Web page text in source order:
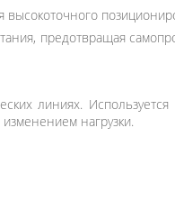
предотвращая
линиях.
нагрузки.